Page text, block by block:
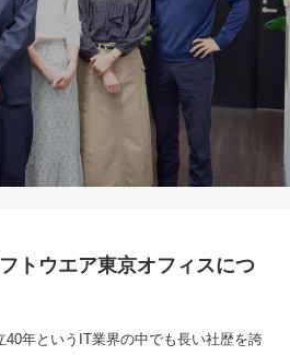
トウエア東京オフィスにつ
年というIT業界の中でも長い社歴を誇